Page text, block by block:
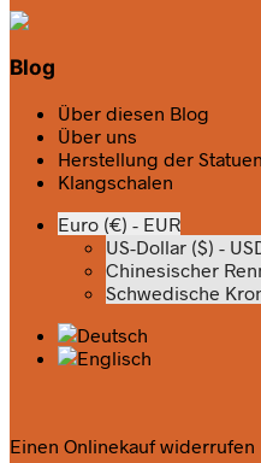
Blog
Über diesen Blog
Über uns
Herstellung der Statuen
Klangschalen
Euro (€) - EUR
US-Dollar ($) -
Chinesischer
Schwedische
Einen Onlinekauf widerrufen